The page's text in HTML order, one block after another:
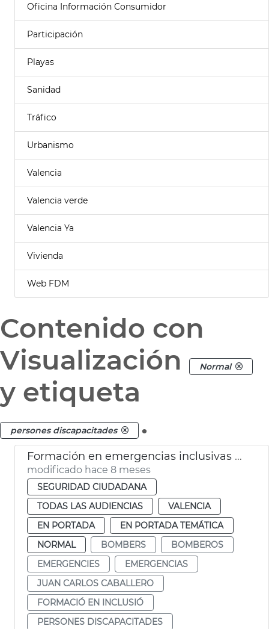
Oficina Información Consumidor
Participación
Playas
Sanidad
Tráfico
Urbanismo
Valencia
Valencia verde
Valencia Ya
Vivienda
Web FDM
Contenido con
Visualización
Normal
y etiqueta
persones discapacitades .
Formación en emergencias inclusivas para Bomberos
modificado hace 8 meses
SEGURIDAD CIUDADANA
TODAS LAS AUDIENCIAS
VALENCIA
EN PORTADA
EN PORTADA TEMÁTICA
NORMAL
BOMBERS
BOMBEROS
EMERGENCIES
EMERGENCIAS
JUAN CARLOS CABALLERO
FORMACIÓ EN INCLUSIÓ
PERSONES DISCAPACITADES